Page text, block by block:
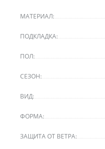
МАТЕРИАЛ:
ПОДКЛАДКА:
ПОЛ:
СЕЗОН:
ВИД:
ФОРМА:
ЗАЩИТА ОТ ВЕТРА: